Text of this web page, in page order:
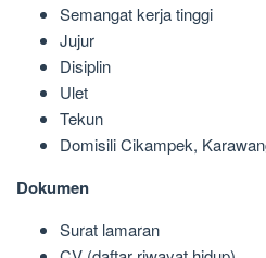
Semangat kerja tinggi
Jujur
Disiplin
Ulet
Tekun
Domisili Cikampek,
Dokumen
Surat lamaran